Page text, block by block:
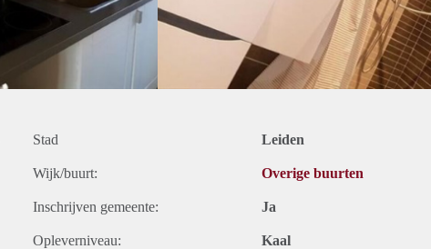
Stad Leiden
Wijk/buurt: Overige buurten
Inschrijven gemeente: Ja
Opleverniveau: Kaal